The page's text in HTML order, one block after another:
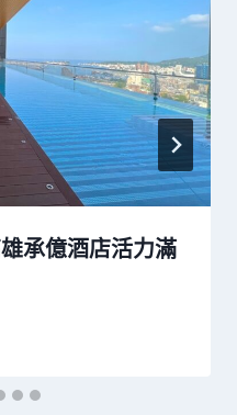
承億酒店活力滿